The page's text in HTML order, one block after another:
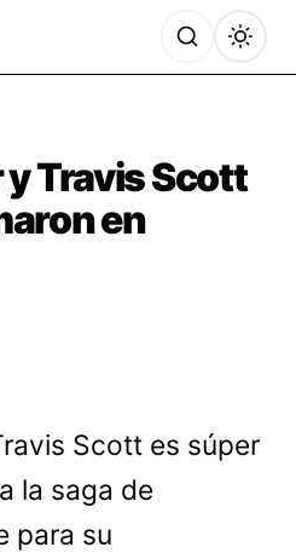
Travis Scott
en
Scott es súper
la saga de
para su